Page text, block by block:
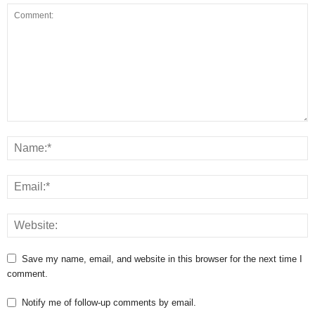
Save my name, email, and website in this browser for the next time I
comment.
Notify me of follow-up comments by email.